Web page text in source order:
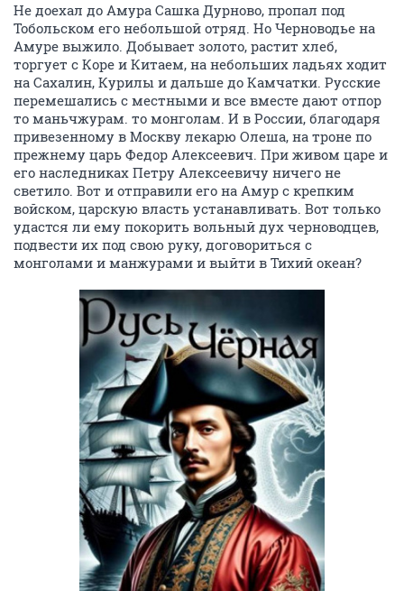
Не доехал до Амура Сашка Дурново, пропал под
Тобольском его небольшой отряд. Но Черноводье на
Амуре выжило. Добывает золото, растит хлеб,
торгует с Коре и Китаем, на небольших ладьях ходит
на Сахалин, Курилы и дальше до Камчатки. Русские
перемешались с местными и все вместе дают отпор
то маньчжурам. то монголам. И в России, благодаря
привезенному в Москву лекарю Олеша, на троне по
прежнему царь Федор Алексеевич. При живом царе и
его наследниках Петру Алексеевичу ничего не
светило. Вот и отправили его на Амур с крепким
войском, царскую власть устанавливать. Вот только
удастся ли ему покорить вольный дух черноводцев,
подвести их под свою руку, договориться с
монголами и манжурами и выйти в Тихий океан?